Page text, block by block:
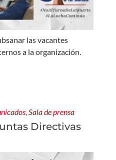
las vacantes
a la organización.
, Sala de prensa
Directivas